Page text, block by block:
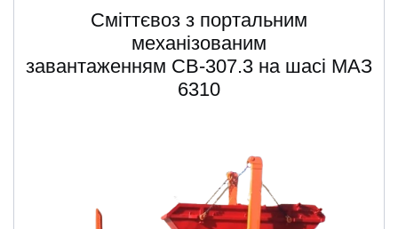
Сміттєвоз з портальним
механізованим
завантаженням СВ-307.3 на шасі МАЗ
6310